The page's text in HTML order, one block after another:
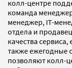
колл-центре
команда
менеджер, IT-
отдела и
качества
также ежегодные
позволяют колл-